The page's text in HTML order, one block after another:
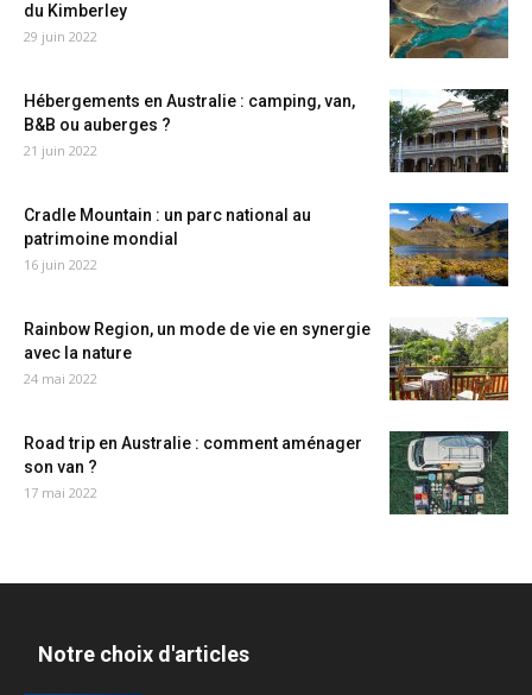
du Kimberley
29 juin 2022
Hébergements en Australie : camping, van,
B&B ou auberges ?
21 juin 2022
Cradle Mountain : un parc national au
patrimoine mondial
16 juin 2022
Rainbow Region, un mode de vie en synergie
avec la nature
24 mai 2022
Road trip en Australie : comment aménager
son van ?
17 mai 2022
Notre choix d'articles